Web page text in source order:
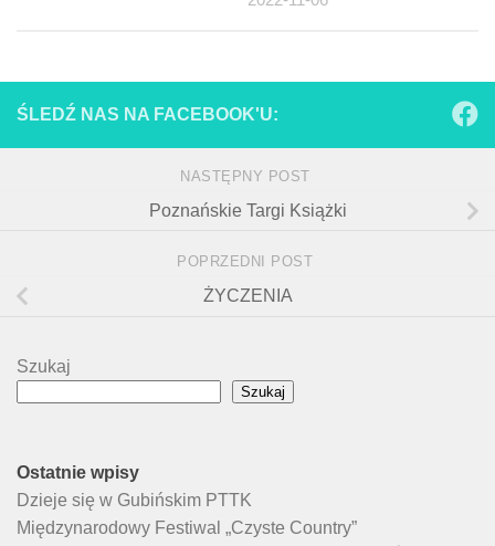
ŚLEDŹ NAS NA FACEBOOK'U:
NASTĘPNY POST
Poznańskie Targi Książki
POPRZEDNI POST
ŻYCZENIA
Szukaj
Szukaj
Ostatnie wpisy
Dzieje się w Gubińskim PTTK
Międzynarodowy Festiwal „Czyste Country”